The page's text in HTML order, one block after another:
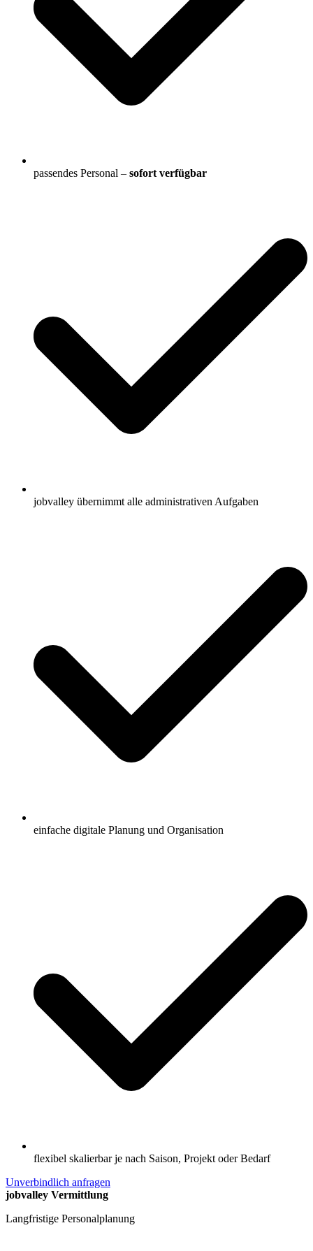
passendes Personal – sofort verfügbar
jobvalley übernimmt alle administrativen Aufgaben
einfache digitale Planung und Organisation
flexibel skalierbar je nach Saison, Projekt oder Bedarf
Unverbindlich anfragen
jobvalley Vermittlung
Langfristige Personalplanung